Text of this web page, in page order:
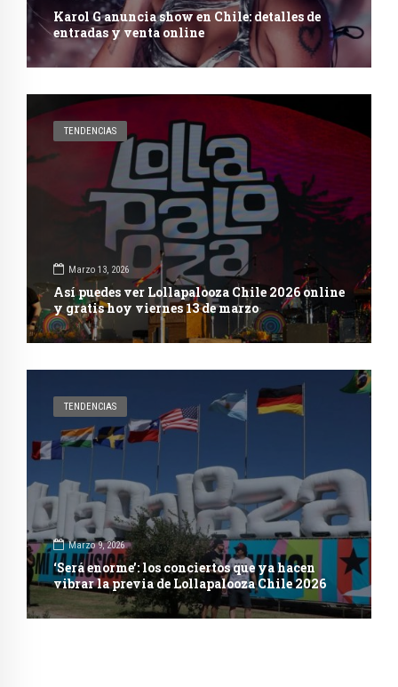
Karol G anuncia show en Chile: detalles de
entradas y venta online
TENDENCIAS
Marzo 13, 2026
Así puedes ver Lollapalooza Chile 2026 online
y gratis hoy viernes 13 de marzo
TENDENCIAS
Marzo 9, 2026
‘Será enorme’: los conciertos que ya hacen
vibrar la previa de Lollapalooza Chile 2026